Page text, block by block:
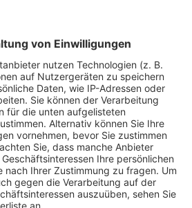
The Sun’ aus einem einzigen
Menschen glücklich zu machen.
Song ein positives Gefühl und
können, dann haben wir
die Produzenten SUPER-HI.
und spielen den Song bei uns